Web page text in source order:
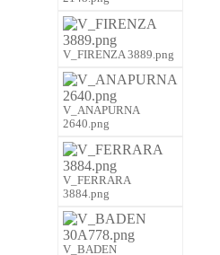
V_FIRENZA 3889.png
V_ANAPURNA
2640.png
V_FERRARA
3884.png
V_BADEN